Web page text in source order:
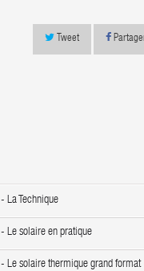
Tweet
La Technique
Le solaire en pratique
Le solaire thermique grand format